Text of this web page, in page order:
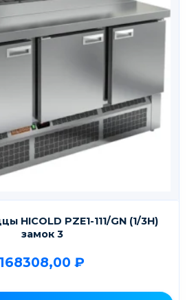
HICOLD PZE1-111/GN (1/3H)
замок 3
168308,00 ₽